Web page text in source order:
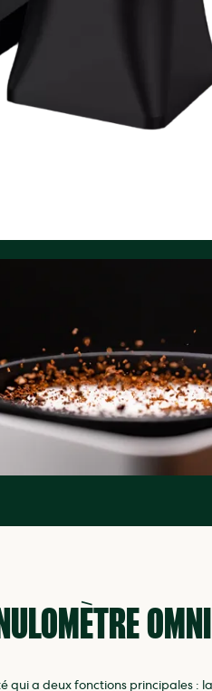
OMNI
qui a deux fonctions principales